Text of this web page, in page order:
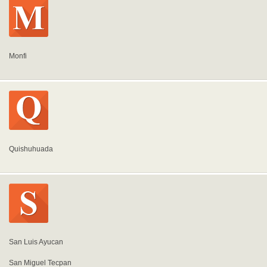
Monfi
Quishuhuada
San Luis Ayucan
San Miguel Tecpan